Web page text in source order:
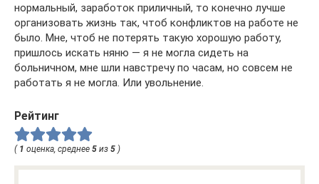
нормальный, заработок приличный, то конечно лучше
организовать жизнь так, чтоб конфликтов на работе не
было. Мне, чтоб не потерять такую хорошую работу,
пришлось искать няню — я не могла сидеть на
больничном, мне шли навстречу по часам, но совсем не
работать я не могла. Или увольнение.
Рейтинг
( 1 оценка, среднее 5 из 5 )